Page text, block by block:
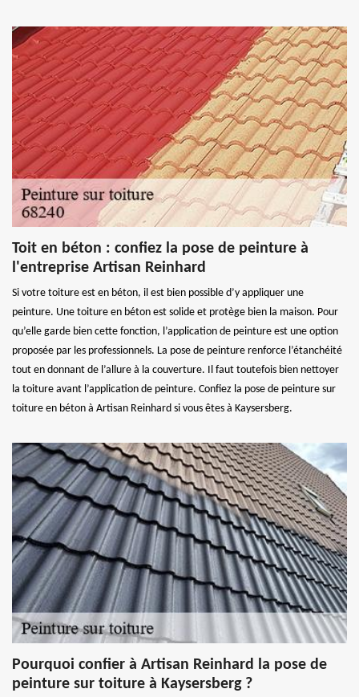
Toit en béton : confiez la pose de peinture à
l'entreprise Artisan Reinhard
Si votre toiture est en béton, il est bien possible d’y appliquer une
peinture. Une toiture en béton est solide et protège bien la maison. Pour
qu’elle garde bien cette fonction, l’application de peinture est une option
proposée par les professionnels. La pose de peinture renforce l’étanchéité
tout en donnant de l’allure à la couverture. Il faut toutefois bien nettoyer
la toiture avant l’application de peinture. Confiez la pose de peinture sur
toiture en béton à Artisan Reinhard si vous êtes à Kaysersberg.
Pourquoi confier à Artisan Reinhard la pose de
peinture sur toiture à Kaysersberg ?